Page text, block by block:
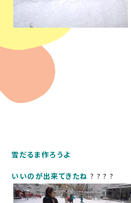
雪だるま作ろうよ
いいのが出来てきたね ? ? ? ?